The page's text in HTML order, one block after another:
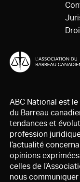
ABC National est
du Barreau
tendances et
profession
l’actualité
opinions
celles de
nous